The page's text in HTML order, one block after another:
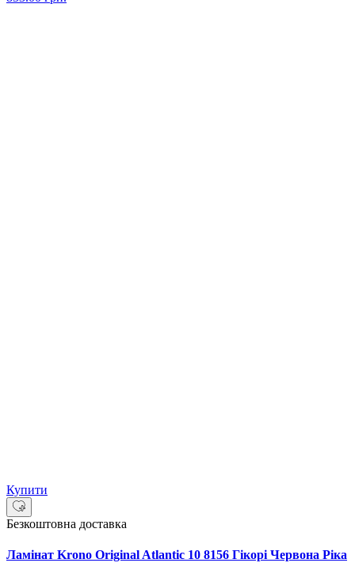
Купити
Безкоштовна доставка
Ламінат Krono Original Atlantic 10 8156 Гікорі Червона Ріка